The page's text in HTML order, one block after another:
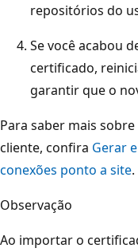
repositórios do
Se você acabou
certificado,
garantir que o
Para saber mais
cliente, confira Gerar
conexões ponto a site.
Observação
Ao importar o